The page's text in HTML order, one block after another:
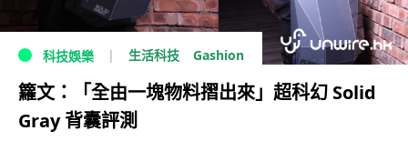
科技娛樂 生活科技 Gashion
籮文：「全由一塊物料摺出來」超科幻 Solid
Gray 背囊評測